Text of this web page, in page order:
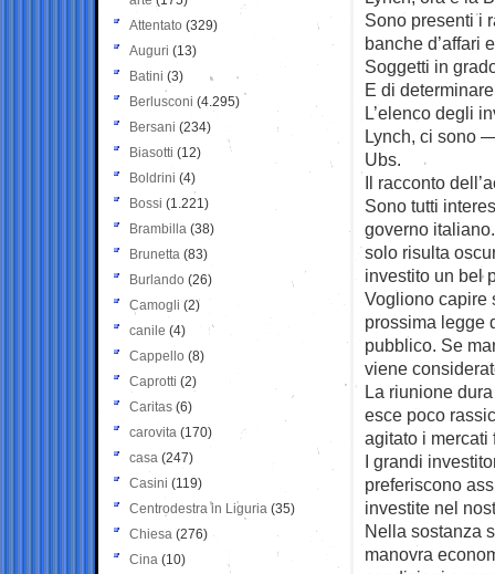
Sono presenti i
banche d’affari
Soggetti in
E di
L’elenco degli
Lynch, ci sono
Ubs.
Il racconto
Sono tutti
governo
solo risulta
investito un bel
Vogliono capire
prossima legge
pubblico. Se
viene
La riunione
esce poco
agitato i mercati
I grandi
preferiscono
investite nel
Nella sostanza
manovra
Attentato (329)
Auguri (13)
Batini (3)
Berlusconi (4.295)
Bersani (234)
Biasotti (12)
Boldrini (4)
Bossi (1.221)
Brambilla (38)
Brunetta (83)
Burlando (26)
Camogli (2)
canile (4)
Cappello (8)
Caprotti (2)
Caritas (6)
carovita (170)
casa (247)
Casini (119)
Centrodestra in Liguria (35)
Chiesa (276)
Cina (10)